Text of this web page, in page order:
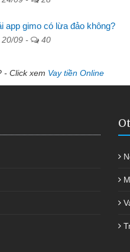
Mất 2 tuần các ngân hàng không
có 2 triệu để giải quyết việc
thôi. Cảm ơn đã giúp tôi kịp
app gimo có lừa đảo không?
09 - 40
- Click xem Vay tiền Online